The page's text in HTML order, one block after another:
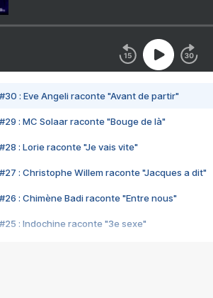
#30 : Eve Angeli raconte "Avant de partir"
#29 : MC Solaar raconte "Bouge de là"
#28 : Lorie raconte "Je vais vite"
#27 : Christophe Willem raconte "Jacques a dit"
#26 : Chimène Badi raconte "Entre nous"
#25 : Indochine raconte "3e sexe"